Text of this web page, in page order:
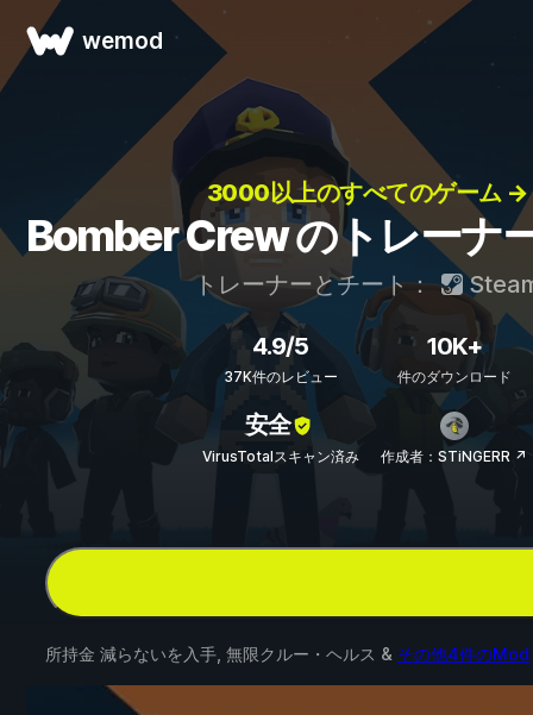
wemod
3000以上のすべてのゲーム →
Bomber Crew のトレーナ
トレーナーとチート：
4.9/5
37K件のレビュー
10K+
件のダウンロード
安全
VirusTotalスキャン済み 作成者：STiNGERR ↗
所持金 減らないを入手, 無限クルー・ヘルス & その他4件のMod